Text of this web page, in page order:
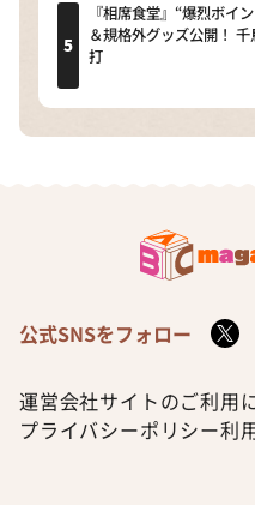
『相席食堂』“爆烈ボイ
＆規格外グッズ公開！
打
公式SNSをフォロー
運営会社サイトのご利用
プライバシーポリシー利